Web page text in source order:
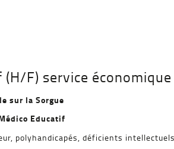
F) service
sur la Sorgue
polyhandicapés, déficients intellectuels